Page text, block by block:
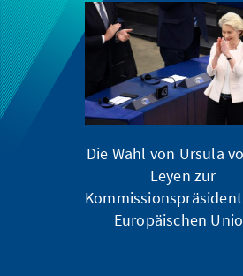
Die Wahl von Ursula
Leyen zur
Europäischen